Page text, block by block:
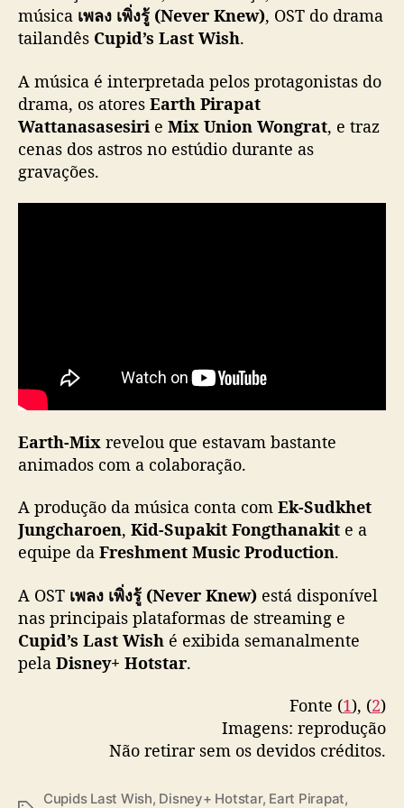
M
N
v
e
s
n
a
d
e
p
i
d
a
s
i
música เพลง เพิ่งรู้ (Never Knew), OST do drama
tailandês Cupid’s Last Wish.
A música é interpretada pelos protagonistas do
drama, os atores Earth Pirapat
Wattanasasesiri e Mix Union Wongrat, e traz
cenas dos astros no estúdio durante as
gravações.
Earth-Mix revelou que estavam bastante
animados com a colaboração.
A produção da música conta com Ek-Sudkhet
Jungcharoen, Kid-Supakit Fongthanakit e a
equipe da Freshment Music Production.
A OST เพลง เพิ่งรู้ (Never Knew) está disponível
nas principais plataformas de streaming e
Cupid’s Last Wish é exibida semanalmente
pela Disney+ Hotstar.
Fonte (1), (2)
Imagens: reprodução
Não retirar sem os devidos créditos.
Cupids Last Wish, Disney+ Hotstar, Eart Pirapat,